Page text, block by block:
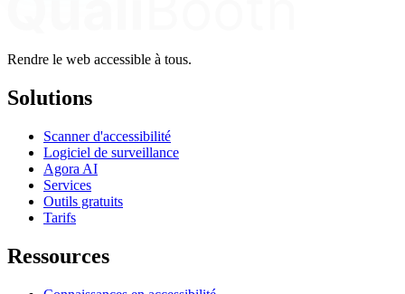
Rendre le web accessible à tous.
Solutions
Scanner d'accessibilité
Logiciel de surveillance
Agora AI
Services
Outils gratuits
Tarifs
Ressources